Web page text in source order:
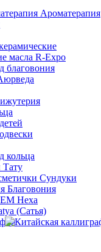
Ароматерапия
масла R-Expo
благовония
кольца
Тату
Сундуки
Благовония
Hexa
(Сатья)